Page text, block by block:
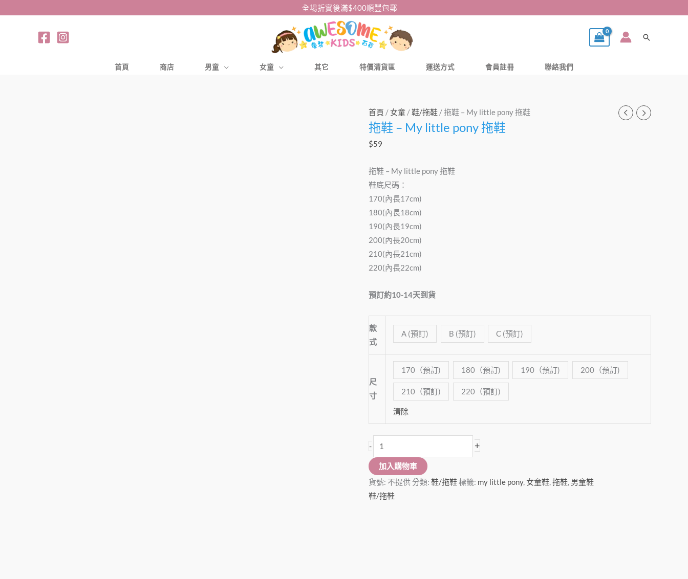
全場折實後滿$400順豐包郵
搜
首頁 商店 男童 女童 其它 特價清貨區 運送方式 會員註冊 聯絡我們
首頁 / 女童 /鞋/拖鞋 / 拖鞋 – My little pony 拖鞋
拖鞋 – My little pony 拖鞋
$59
拖鞋 – My little pony 拖鞋
鞋底尺碼：
170(內長17cm)
180(內長18cm)
190(內長19cm)
200(內長20cm)
210(內長21cm)
220(內長22cm)
預訂約10-14天到貨
款
式
A (預訂) B (預訂) C (預訂)
尺
寸
170（預訂) 180（預訂) 190（預訂) 200（預訂)
210（預訂) 220（預訂)
清除
-
拖
鞋
–
little
pony
拖
鞋
數
量
+
加入購物車
貨號: 不提供分類: 鞋/拖鞋標籤: my little pony, 女童鞋 拖鞋 男童鞋
鞋/拖鞋